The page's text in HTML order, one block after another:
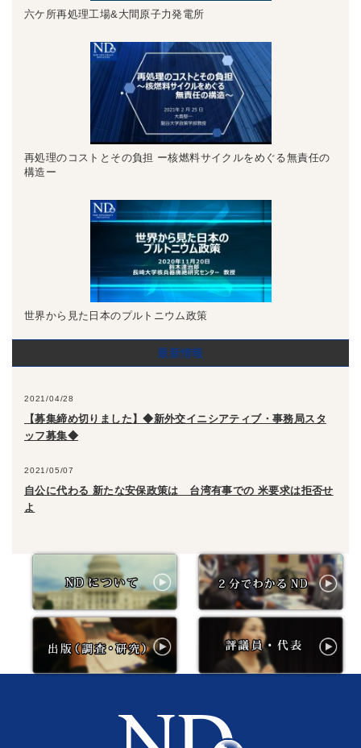
六ケ所再処理工場&大間原子力発電所
再処理のコストとその負担 ー核燃料サイクルをめぐる無責任の
構造ー
世界から見た日本のプルトニウム政策
最新情報
2021/04/28
【募集締め切りました】◆新外交イニシアティブ・事務局スタ
ッフ募集◆
2021/05/07
自公に代わる 新たな安保政策は 台湾有事での 米要求は拒否せ
よ